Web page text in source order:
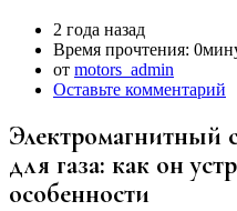
2 года назад
Время прочтения:
от motors_admin
Оставьте комментарий
Электромагнитный
для газа: как он
особенности